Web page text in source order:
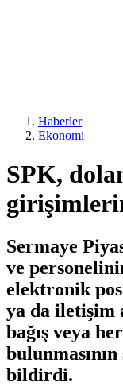
Haberler
Ekonomi
SPK,
Sermaye
ve
elektronik
ya da iletişim
bağış veya
bulunmasının
bildirdi.